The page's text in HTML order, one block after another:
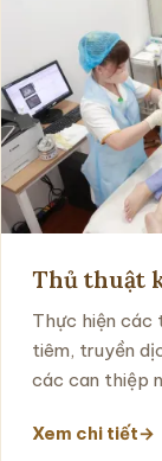
chẩn đoán,
dạ dày, đại
Xem chi tiết
Thủ thuật
Thực hiện
tiêm, truyền
các can thiệp
Xem chi tiết